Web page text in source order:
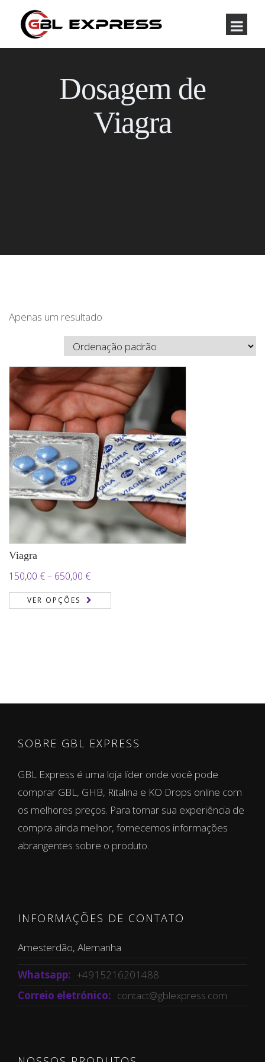
Dosagem de
Viagra
Apenas um resultado
Viagra
150,00 €– 650,00 €Price
range:
150,00 €
VER OPÇÕES
SOBRE GBL EXPRESS
GBL Express é uma loja líder onde você pode
comprar GBL, GHB, Ritalina e KO Drops online com
os melhores preços. Para tornar sua experiência de
compra ainda melhor, fornecemos informações
abrangentes sobre o produto.
INFORMAÇÕES DE CONTATO
Amesterdão, Alemanha
Whatsapp: +4915216201488
Correio eletrónico: contact@gblexpress.com